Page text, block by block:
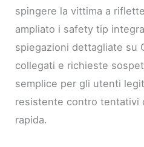
spingere la vittima a
ampliato i safety tip
spiegazioni dettagliate su
collegati e richieste
semplice per gli utenti
resistente contro tentativi
rapida.